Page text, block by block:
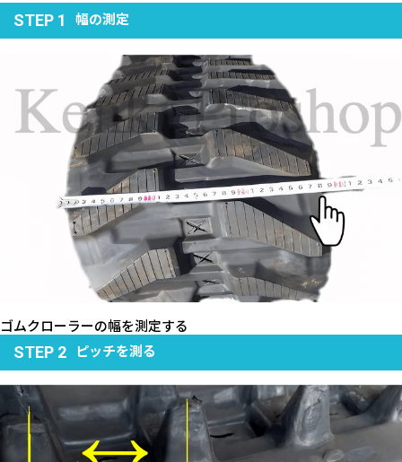
STEP 1 幅の測定
ゴムクローラーの幅を測定する
STEP 2 ピッチを測る